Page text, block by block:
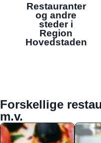
Restauranter
og andre
steder i
Region
Hovedstaden
Forskellige
m.v.